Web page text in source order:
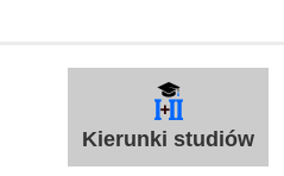
Kierunki studiów